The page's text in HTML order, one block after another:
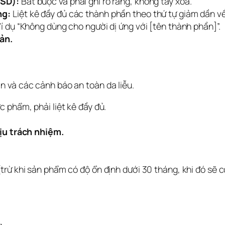
Liệt kê đầy đủ các thành phần theo thứ tự giảm dần
dụ “Không dùng cho người dị ứng với [tên thành phần]”.
và các cảnh báo an toàn da liễu.
phẩm, phải liệt kê đầy đủ.
trách nhiệm.
khi sản phẩm có độ ổn định dưới 30 tháng, khi đó sẽ